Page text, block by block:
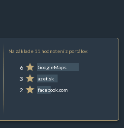
Na základe 11 hodnotení z portálov:
6 GoogleMaps
3 azet.sk
2 facebook.com